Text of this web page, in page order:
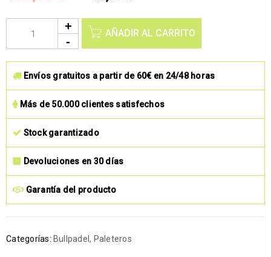
AÑADIR AL CARRITO
Envíos gratuitos a partir de 60€ en 24/48 horas
Más de 50.000 clientes satisfechos
Stock garantizado
Devoluciones en 30 días
Garantía del producto
Categorías: Bullpadel , Paleteros